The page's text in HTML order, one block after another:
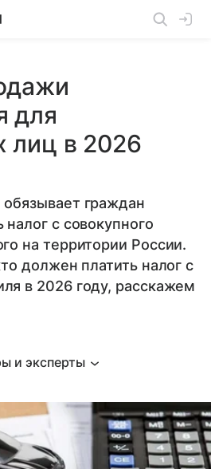
для
лиц в 2026
граждан
с совокупного
на территории России.
должен платить налог с
в 2026 году, расскажем
и эксперты